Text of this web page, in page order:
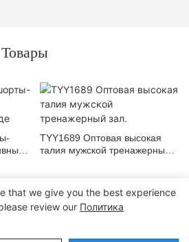
TYY1689 Оптовая высокая
талия мужской тренажерный
Lanteng Sports Products Co., Ltd.
that we give you the best experience
review our Политика